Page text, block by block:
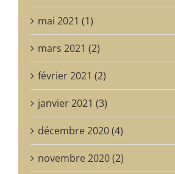
mai 2021 (1)
mars 2021 (2)
février 2021 (2)
janvier 2021 (3)
décembre 2020 (4)
novembre 2020 (2)